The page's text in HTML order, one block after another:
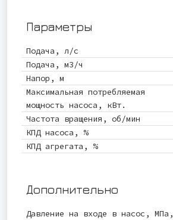
Параметры
Подача, л/с
Подача, м3/ч
Напор, м
Максимальная потребляемая
мощность насоса, кВт.
Частота вращения, об/мин
КПД насоса, %
КПД агрегата, %
Дополнительно
Давление на входе в насос, МПа,